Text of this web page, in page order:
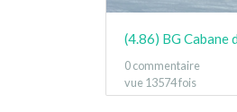
0 commentaire
vue 13574 fois